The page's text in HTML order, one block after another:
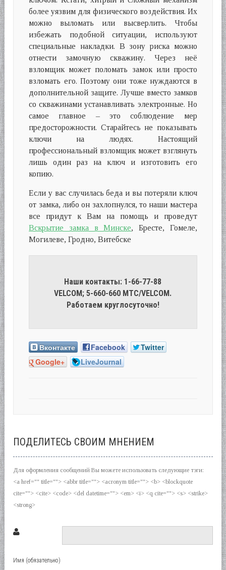
более уязвим для физического воздействия. Их
можно выломать или высверлить. Чтобы
избежать подобной ситуации, используют
специальные накладки. В зону риска можно
отнести замочную скважину. Через неё
взломщик может поломать замок или просто
взломать его. Поэтому они тоже нуждаются в
дополнительной защите. Лучше вместо замков
со скважинами устанавливать электронные. Но
самое главное – это соблюдение мер
предосторожности. Старайтесь не показывать
ключи на людях. Настоящий
профессиональный взломщик может взглянуть
лишь один раз на ключ и изготовить его
копию.
Если у вас случилась беда и вы потеряли ключ
от замка, либо он захлопнулся, то наши мастера
все придут к Вам на помощь и проведут
Вскрытие замка в Минске, Бресте, Гомеле,
Могилеве, Гродно, Витебске
Наши контакты: 1-66-77-88
VELCOM; 5-660-660 МТС/VELCOM.
Работаем круглосуточно!
Вконтакте Facebook
Twitter
Google+
LiveJournal
ПОДЕЛИТЕСЬ СВОИМ МНЕНИЕМ
Для оформления сообщений Вы можете использовать следующие тэги:
<a href="" title=""> <abbr title=""> <acronym title=""> <b> <blockquote
cite=""> <cite> <code> <del datetime=""> <em> <i> <q cite=""> <s> <strike>
<strong>
Имя (обязательно)